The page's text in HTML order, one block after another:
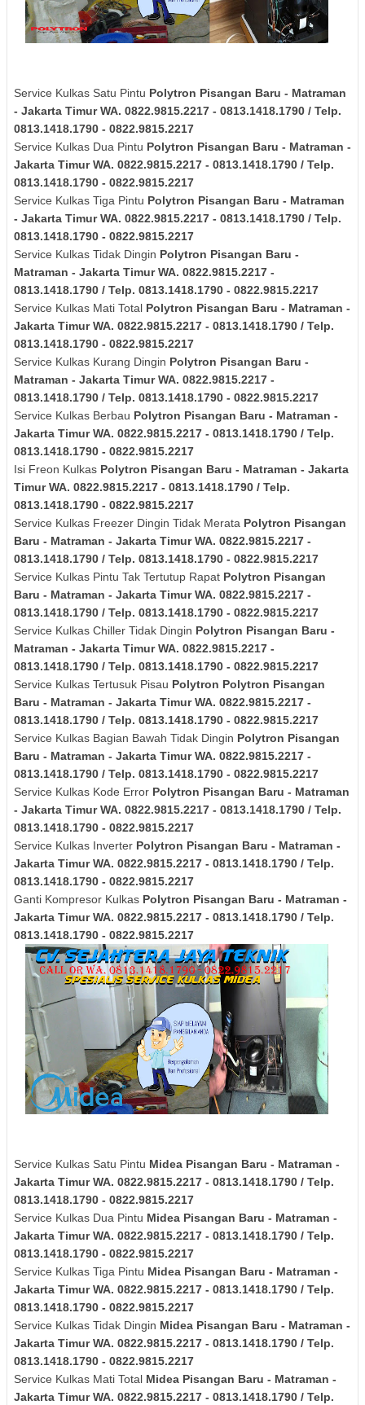
Service Kulkas Satu Pintu Polytron Pisangan Baru - Matraman
- Jakarta TimurWA. 0822.9815.2217 - 0813.1418.1790 / Telp.
0813.1418.1790 - 0822.9815.2217
Service Kulkas Dua Pintu Polytron Pisangan Baru - Matraman -
Jakarta TimurWA. 0822.9815.2217 - 0813.1418.1790 / Telp.
0813.1418.1790 - 0822.9815.2217
Service Kulkas Tiga Pintu Polytron Pisangan Baru - Matraman
- Jakarta TimurWA. 0822.9815.2217 - 0813.1418.1790 / Telp.
0813.1418.1790 - 0822.9815.2217
Service Kulkas Tidak Dingin Polytron Pisangan Baru -
Matraman - Jakarta TimurWA. 0822.9815.2217 -
0813.1418.1790 / Telp. 0813.1418.1790 - 0822.9815.2217
Service Kulkas Mati Total Polytron Pisangan Baru - Matraman -
Jakarta TimurWA. 0822.9815.2217 - 0813.1418.1790 / Telp.
0813.1418.1790 - 0822.9815.2217
Service Kulkas Kurang Dingin Polytron Pisangan Baru -
Matraman - Jakarta TimurWA. 0822.9815.2217 -
0813.1418.1790 / Telp. 0813.1418.1790 - 0822.9815.2217
Service Kulkas Berbau Polytron Pisangan Baru - Matraman -
Jakarta TimurWA. 0822.9815.2217 - 0813.1418.1790 / Telp.
0813.1418.1790 - 0822.9815.2217
Isi Freon Kulkas Polytron Pisangan Baru - Matraman - Jakarta
TimurWA. 0822.9815.2217 - 0813.1418.1790 / Telp.
0813.1418.1790 - 0822.9815.2217
Service Kulkas Freezer Dingin Tidak Merata Polytron Pisangan
Baru - Matraman - Jakarta TimurWA. 0822.9815.2217 -
0813.1418.1790 / Telp. 0813.1418.1790 - 0822.9815.2217
Service Kulkas Pintu Tak Tertutup Rapat Polytron Pisangan
Baru - Matraman - Jakarta TimurWA. 0822.9815.2217 -
0813.1418.1790 / Telp. 0813.1418.1790 - 0822.9815.2217
Service Kulkas Chiller Tidak Dingin Polytron Pisangan Baru -
Matraman - Jakarta TimurWA. 0822.9815.2217 -
0813.1418.1790 / Telp. 0813.1418.1790 - 0822.9815.2217
Service Kulkas Tertusuk Pisau Polytron Polytron Pisangan
Baru - Matraman - Jakarta TimurWA. 0822.9815.2217 -
0813.1418.1790 / Telp. 0813.1418.1790 - 0822.9815.2217
Service Kulkas Bagian Bawah Tidak Dingin Polytron Pisangan
Baru - Matraman - Jakarta TimurWA. 0822.9815.2217 -
0813.1418.1790 / Telp. 0813.1418.1790 - 0822.9815.2217
Service Kulkas Kode Error Polytron Pisangan Baru - Matraman
- Jakarta TimurWA. 0822.9815.2217 - 0813.1418.1790 / Telp.
0813.1418.1790 - 0822.9815.2217
Service Kulkas Inverter Polytron Pisangan Baru - Matraman -
Jakarta TimurWA. 0822.9815.2217 - 0813.1418.1790 / Telp.
0813.1418.1790 - 0822.9815.2217
Ganti Kompresor Kulkas Polytron Pisangan Baru - Matraman -
Jakarta TimurWA. 0822.9815.2217 - 0813.1418.1790 / Telp.
0813.1418.1790 - 0822.9815.2217
Service Kulkas Satu Pintu Midea Pisangan Baru - Matraman -
Jakarta TimurWA. 0822.9815.2217 - 0813.1418.1790 / Telp.
0813.1418.1790 - 0822.9815.2217
Service Kulkas Dua Pintu Midea Pisangan Baru - Matraman -
Jakarta TimurWA. 0822.9815.2217 - 0813.1418.1790 / Telp.
0813.1418.1790 - 0822.9815.2217
Service Kulkas Tiga Pintu Midea Pisangan Baru - Matraman -
Jakarta TimurWA. 0822.9815.2217 - 0813.1418.1790 / Telp.
0813.1418.1790 - 0822.9815.2217
Service Kulkas Tidak Dingin Midea Pisangan Baru - Matraman -
Jakarta TimurWA. 0822.9815.2217 - 0813.1418.1790 / Telp.
0813.1418.1790 - 0822.9815.2217
Service Kulkas Mati Total Midea Pisangan Baru - Matraman -
Jakarta TimurWA. 0822.9815.2217 - 0813.1418.1790 / Telp.